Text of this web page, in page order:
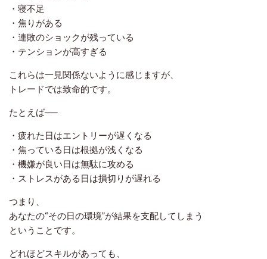
・寝不足
・焦りがある
・連敗のショックが残っている
・テンションが高すぎる
これらは一見関係ないように感じますが、
トレードでは致命的です。
たとえば──
・疲れた日はエントリーが遅くなる
・焦っている日は根拠が浅くなる
・機嫌が良い日は無駄に攻める
・ストレスがある日は損切りが遅れる
つまり、
あなたの“その日の環境”が結果を支配してしまう
ということです。
どれほどスキルがあっても、